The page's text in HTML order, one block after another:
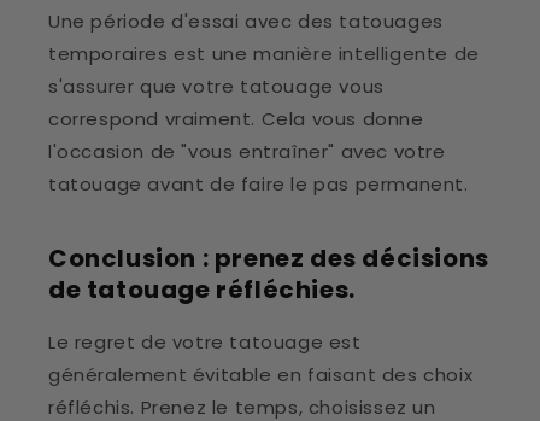
Une période d'essai avec des tatouages
temporaires est une manière intelligente de
s'assurer que votre tatouage vous
correspond vraiment. Cela vous donne
l'occasion de "vous entraîner" avec votre
tatouage avant de faire le pas permanent.
Conclusion : prenez des décisions
de tatouage réfléchies.
Le regret de votre tatouage est
généralement évitable en faisant des choix
réfléchis. Prenez le temps, choisissez un